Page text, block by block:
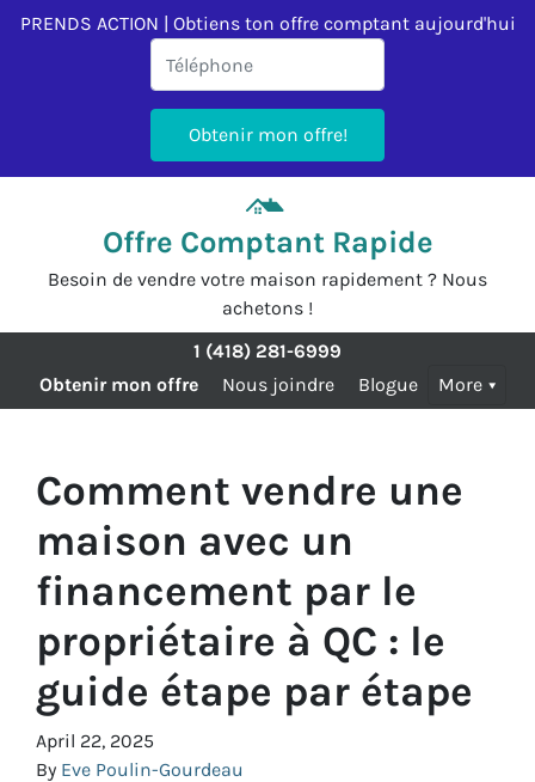
PRENDS ACTION | Obtiens ton offre comptant aujourd'hui
Offre Comptant Rapide
Besoin de vendre votre maison rapidement ? Nous
achetons !
1 (418) 281-6999
Obtenir mon offre
Nous joindre Blogue More
Comment vendre une
maison avec un
financement par le
propriétaire à QC : le
guide étape par étape
April 22, 2025
By Eve Poulin-Gourdeau